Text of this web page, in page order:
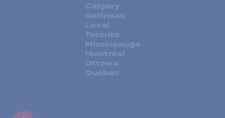
Calgary
Gatineau
Laval
Toronto
Mississauga
Montréal
Ottawa
Québec